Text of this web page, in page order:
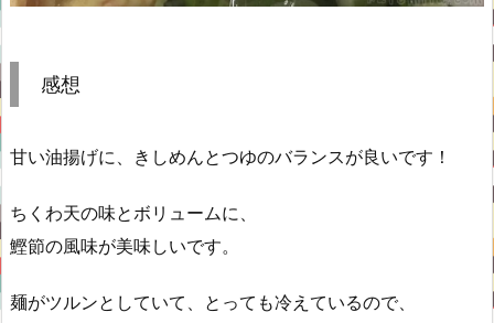
感想
甘い油揚げに、きしめんとつゆのバランスが良いです！
ちくわ天の味とボリュームに、
鰹節の風味が美味しいです。
麺がツルンとしていて、とっても冷えているので、